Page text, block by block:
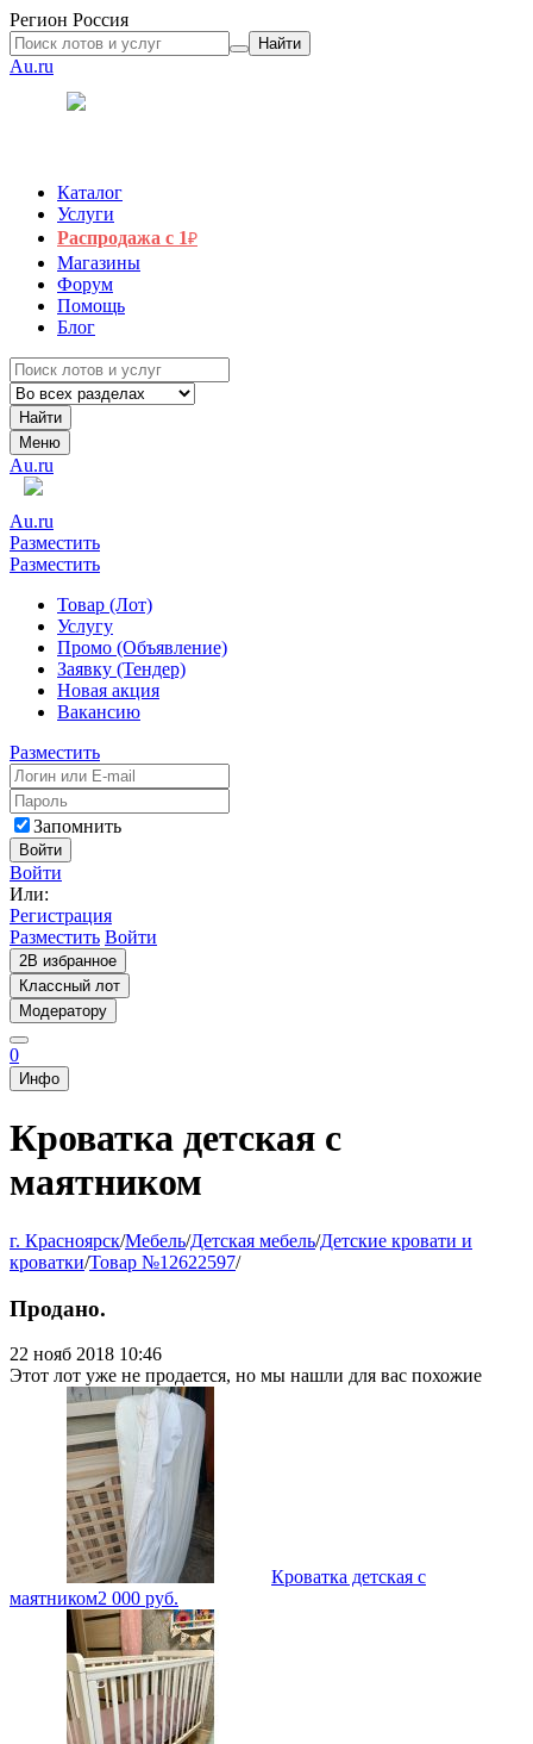
Регион Россия
Найти
Au.ru
Каталог
Услуги
Распродажа с 1₽
Магазины
Форум
Помощь
Блог
Найти
Меню
Au.ru
Au.ru
Разместить
Разместить
Товар (Лот)
Услугу
Промо (Объявление)
Заявку (Тендер)
Новая акция
Вакансию
Разместить
Запомнить
Войти
Войти
Или:
Регистрация
Разместить Войти
2В избранное
Классный лот
Модератору
0
Инфо
Кроватка детская с
маятником
г. Красноярск/Мебель/Детская мебель/Детские кровати и
кроватки/Товар №12622597/
Продано.
22 нояб 2018 10:46
Этот лот уже не продается, но мы нашли для вас похожие
Кроватка детская с
маятником2 000 руб.